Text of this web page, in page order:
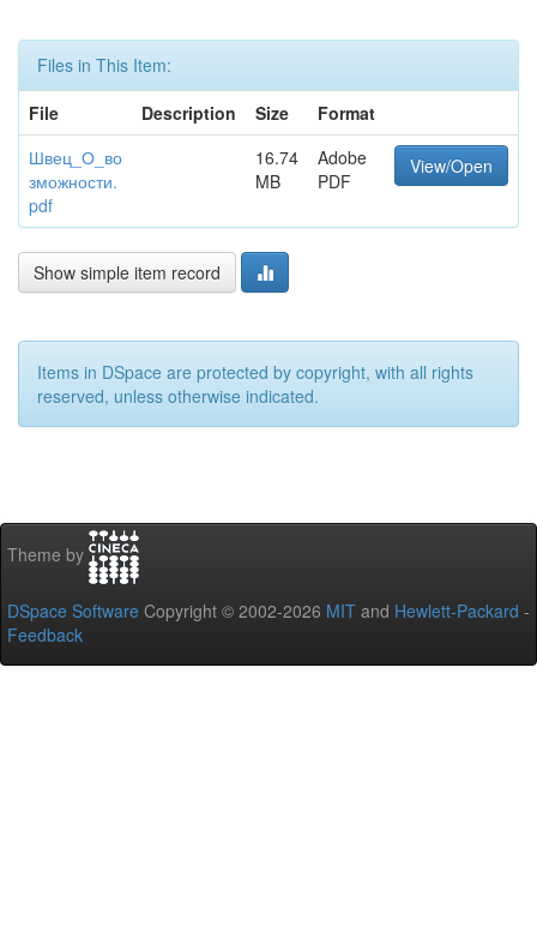
Files in This Item:
File
Description Size
Format
Швец_О_во
зможности.
pdf
16.74
MB
Adobe
PDF
View/Open
Show simple item record
Items in DSpace are protected by copyright, with all rights
reserved, unless otherwise indicated.
Theme by
DSpace Software Copyright © 2002-2026 MIT and Hewlett-Packard -
Feedback